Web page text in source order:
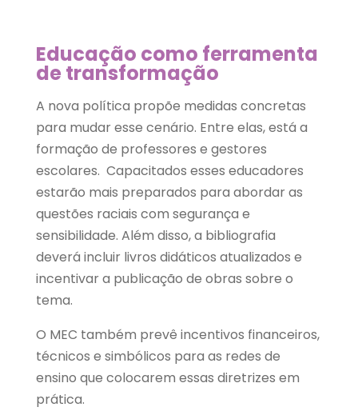
Educação como ferramenta
de transformação
A nova política propõe medidas concretas
para mudar esse cenário. Entre elas, está a
formação de professores e gestores
escolares. Capacitados esses educadores
estarão mais preparados para abordar as
questões raciais com segurança e
sensibilidade. Além disso, a bibliografia
deverá incluir livros didáticos atualizados e
incentivar a publicação de obras sobre o
tema.
O MEC também prevê incentivos financeiros,
técnicos e simbólicos para as redes de
ensino que colocarem essas diretrizes em
prática.